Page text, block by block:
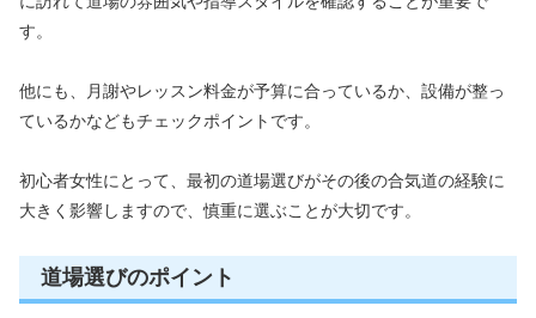
す。
他にも、月謝やレッスン料金が予算に合っているか、設備が整っ
ているかなどもチェックポイントです。
初心者女性にとって、最初の道場選びがその後の合気道の経験に
大きく影響しますので、慎重に選ぶことが大切です。
道場選びのポイント